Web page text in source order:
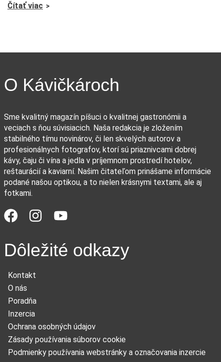
Čítať viac
O Kávičkároch
Sme kvalitný magazín píšuci o kvalitnej gastronómii a
veciach s ňou súvisiacich. Naša redakcia je zložením
stabilného tímu novinárov, či len skvelých autorov a
profesionálnych fotografov, ktorí sú priaznivcami dobrej
kávy, čaju či vína a jedla v príjemnom prostredí hotelov,
reštaurácií a kaviarní. Našim čitateľom prinášame informácie
podané našou optikou, a to nielen krásnymi textami, ale aj
fotkami.
Dôležité odkazy
Kontakt
O nás
Poradňa
Inzercia
Ochrana osobných údajov
Zásady používania súborov cookie
Podmienky používania webstránky a označovania inzercie